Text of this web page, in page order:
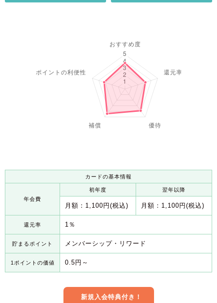
カードの基本情報
年会費
初年度 翌年以降
月額：1,100円(税込) 月額：1,100円(税込)
還元率 1％
貯まるポイント メンバーシップ・リワード
1ポイントの価値 0.5円～
新規入会特典付き！